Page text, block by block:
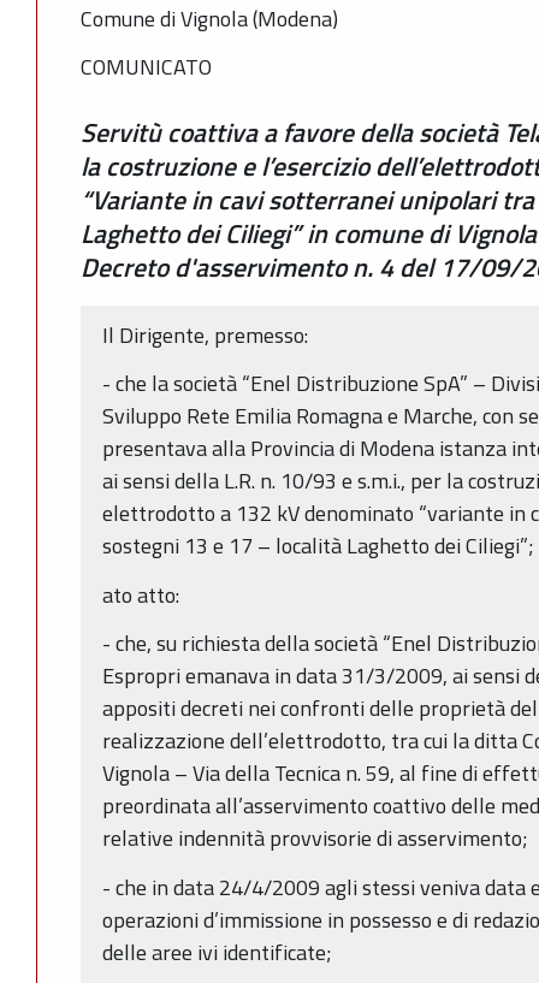
Comune di Vignola (Modena)
COMUNICATO
Servitù coattiva a favore della società
la costruzione e l’esercizio
“Variante in cavi sotterranei unipolari
Laghetto dei Ciliegi” in comune di
Decreto d'asservimento n. 4 del 17/09/
Il Dirigente, premesso:
- che la società “Enel Distribuzione SpA” –
Sviluppo Rete Emilia Romagna e Marche, con
presentava alla Provincia di Modena istanza
ai sensi della L.R. n. 10/93 e s.m.i., per la
elettrodotto a 132 kV denominato “variante in
sostegni 13 e 17 – località Laghetto dei Ciliegi”;
ato atto:
- che, su richiesta della società “Enel
Espropri emanava in data 31/3/2009, ai sensi
appositi decreti nei confronti delle proprietà
realizzazione dell’elettrodotto, tra cui la ditta
Vignola – Via della Tecnica n. 59, al fine di
preordinata all’asservimento coattivo delle
relative indennità provvisorie di asservimento;
- che in data 24/4/2009 agli stessi veniva data
operazioni d’immissione in possesso e di
delle aree ivi identificate;